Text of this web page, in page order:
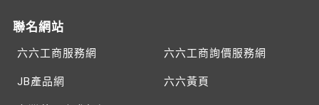
聯名網站
六六工商服務網 六六工商詢價服務網
JB產品網 六六黃頁